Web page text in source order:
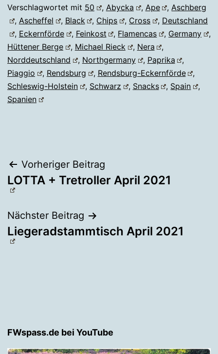
Verschlagwortet mit 50 , Abycka , Ape ,Aschberg
, Ascheffel , Black , Chips , Cross , Deutschland
, Eckernförde , Feinkost , Flamencas , Germany
,
Hüttener Berge
, Michael Rieck , Nera
,
Norddeutschland
, Northgermany , Paprika
,
Piaggio
, Rendsburg , Rendsburg-Eckernförde
,
Schleswig-Holstein
, Schwarz , Snacks , Spain
,
Spanien
Beitragsnavigation
Vorheriger Beitrag
LOTTA + Tretroller April 2021
Nächster Beitrag
Liegeradstammtisch April 2021
FWspass.de bei YouTube